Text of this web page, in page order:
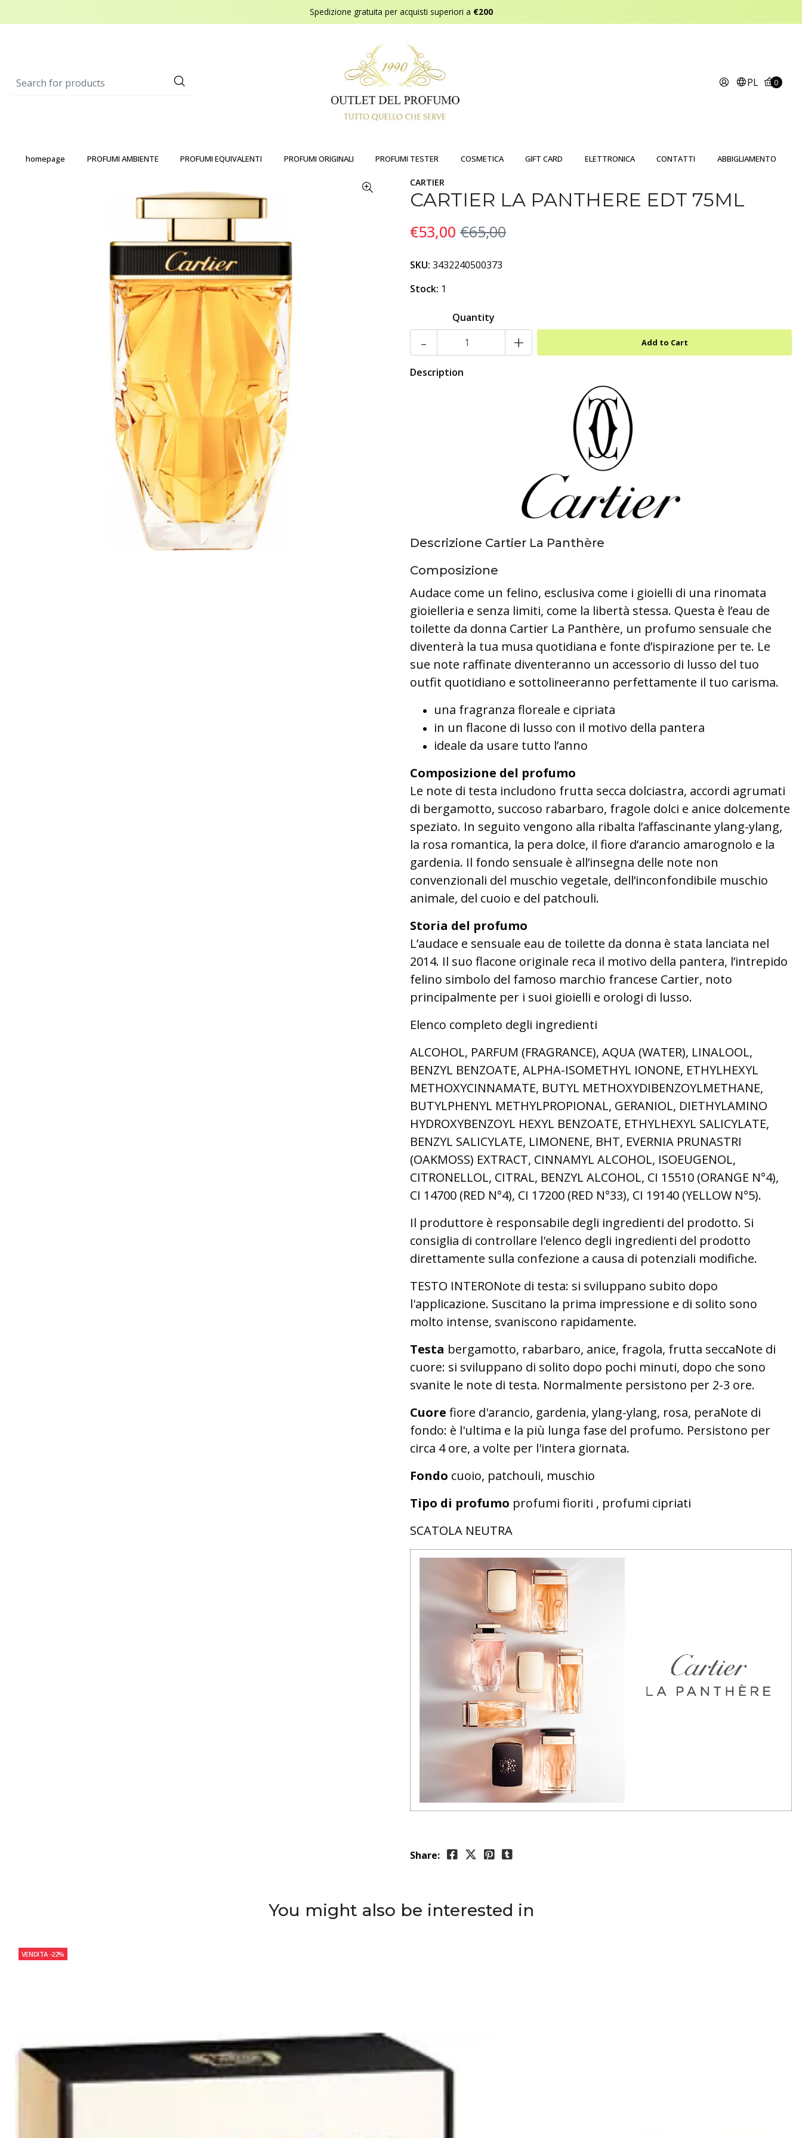
Spedizione gratuita per acquisti superiori a €200
PL 0
homepage PROFUMI AMBIENTE PROFUMI EQUIVALENTI PROFUMI ORIGINALI PROFUMI TESTER COSMETICA GIFT CARD ELETTRONICA CONTATTI ABBIGLIAMENTO
CARTIER
CARTIER LA PANTHERE EDT 75ML
€53,00 €65,00
SKU: 3432240500373
Stock: 1
Quantity
- +
Description
Descrizione Cartier La Panthère
Composizione
Audace come un felino, esclusiva come i gioielli di una rinomata
gioielleria e senza limiti, come la libertà stessa. Questa è l’eau de
toilette da donna Cartier La Panthère, un profumo sensuale che
diventerà la tua musa quotidiana e fonte d’ispirazione per te. Le
sue note raffinate diventeranno un accessorio di lusso del tuo
outfit quotidiano e sottolineeranno perfettamente il tuo carisma.
una fragranza floreale e cipriata
in un flacone di lusso con il motivo della pantera
ideale da usare tutto l’anno
Composizione del profumo
Le note di testa includono frutta secca dolciastra, accordi agrumati
di bergamotto, succoso rabarbaro, fragole dolci e anice dolcemente
speziato. In seguito vengono alla ribalta l’affascinante ylang-ylang,
la rosa romantica, la pera dolce, il fiore d’arancio amarognolo e la
gardenia. Il fondo sensuale è all’insegna delle note non
convenzionali del muschio vegetale, dell’inconfondibile muschio
animale, del cuoio e del patchouli.
Storia del profumo
L’audace e sensuale eau de toilette da donna è stata lanciata nel
2014. Il suo flacone originale reca il motivo della pantera, l’intrepido
felino simbolo del famoso marchio francese Cartier, noto
principalmente per i suoi gioielli e orologi di lusso.
Elenco completo degli ingredienti
ALCOHOL, PARFUM (FRAGRANCE), AQUA (WATER), LINALOOL,
BENZYL BENZOATE, ALPHA-ISOMETHYL IONONE, ETHYLHEXYL
METHOXYCINNAMATE, BUTYL METHOXYDIBENZOYLMETHANE,
BUTYLPHENYL METHYLPROPIONAL, GERANIOL, DIETHYLAMINO
HYDROXYBENZOYL HEXYL BENZOATE, ETHYLHEXYL SALICYLATE,
BENZYL SALICYLATE, LIMONENE, BHT, EVERNIA PRUNASTRI
(OAKMOSS) EXTRACT, CINNAMYL ALCOHOL, ISOEUGENOL,
CITRONELLOL, CITRAL, BENZYL ALCOHOL, CI 15510 (ORANGE N°4),
CI 14700 (RED N°4), CI 17200 (RED N°33), CI 19140 (YELLOW N°5).
Il produttore è responsabile degli ingredienti del prodotto. Si
consiglia di controllare l'elenco degli ingredienti del prodotto
direttamente sulla confezione a causa di potenziali modifiche.
TESTO INTERONote di testa: si sviluppano subito dopo
l'applicazione. Suscitano la prima impressione e di solito sono
molto intense, svaniscono rapidamente.
Testa bergamotto, rabarbaro, anice, fragola, frutta seccaNote di
cuore: si sviluppano di solito dopo pochi minuti, dopo che sono
svanite le note di testa. Normalmente persistono per 2-3 ore.
Cuore fiore d'arancio, gardenia, ylang-ylang, rosa, peraNote di
fondo: è l'ultima e la più lunga fase del profumo. Persistono per
circa 4 ore, a volte per l'intera giornata.
Fondo cuoio, patchouli, muschio
Tipo di profumo profumi fioriti , profumi cipriati
SCATOLA NEUTRA
Share:
You might also be interested in
VENDITA-22%